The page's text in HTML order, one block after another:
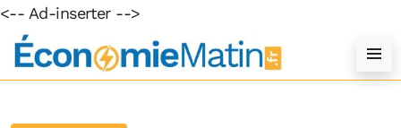
<-- Ad-inserter -->